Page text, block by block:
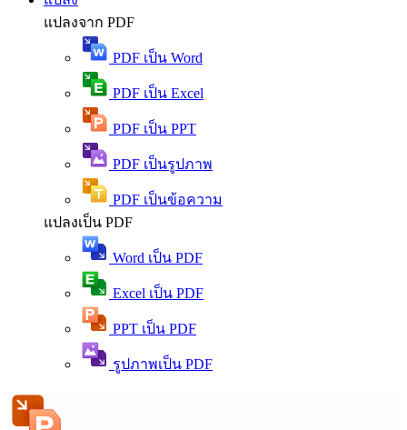
แปลงจาก PDF
PDF เป็น Word
PDF เป็น Excel
PDF เป็น PPT
PDF เป็นรูปภาพ
PDF เป็นข้อความ
แปลงเป็น PDF
Word เป็น PDF
Excel เป็น PDF
PPT เป็น PDF
รูปภาพเป็น PDF